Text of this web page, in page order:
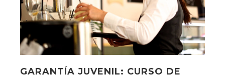
GARANTÍA JUVENIL: CURSO DE